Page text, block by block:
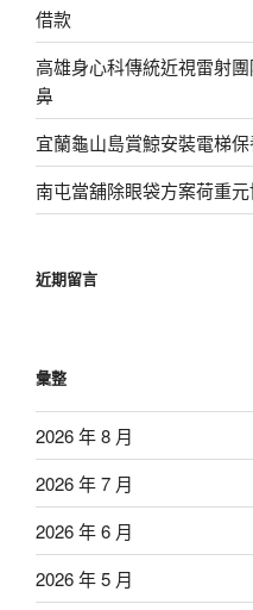
借款
高雄身心科傳統近視雷射
鼻
宜蘭龜山島賞鯨安裝電梯
南屯當舖除眼袋方案荷重
近期留言
彙整
2026 年 8 月
2026 年 7 月
2026 年 6 月
2026 年 5 月